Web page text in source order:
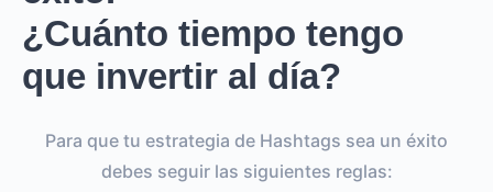
¿Cuánto tiempo tengo
que invertir al día?
Para que tu estrategia de Hashtags sea un éxito
debes seguir las siguientes reglas: